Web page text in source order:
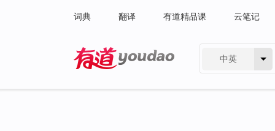
词典 翻译 有道精品课 云笔记
中英